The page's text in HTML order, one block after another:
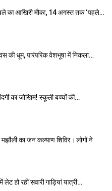
का आखिरी मौका, 14 अगस्त तक ‘पहले…
की धूम, पारंपरिक वेशभूषा में निकला…
का जोखिम! स्कूली बच्चों की…
का जन कल्याण शिविर। लोगों ने
हो रहीं सवारी गाड़ियां यात्री…